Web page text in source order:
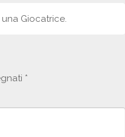
Giocatrice.
*